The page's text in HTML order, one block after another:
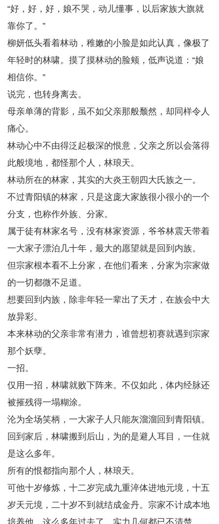
“好，好，好，娘不哭，动儿懂事，以后家族大旗就
靠你了。”
柳妍低头看着林动，稚嫩的小脸是如此认真，像极了
年轻时的林啸。摸了摸林动的脸颊，低声说道：“娘
相信你。”
说完，也转身离去。
母亲单薄的背影，虽不如父亲那般颓然，却同样令人
痛心。
林动心中不由得泛起极深的恨意，父亲之所以会落得
此般境地，都怪那个人，林琅天。
林动所在的林家，其实的大炎王朝四大氏族之一。
不过青阳镇的林家，只是这庞大家族很小很小的一个
分支，也称作外族、分家。
属于徒有林家名号，没有林家资源，爷爷林震天带着
一大家子漂泊几十年，最大的愿望就是回到内族。
但宗家根本看不上分家，在他们看来，分家为宗家做
的一切都微不足道。
想要回到内族，除非年轻一辈出了天才，在族会中大
放异彩。
本来林动的父亲非常有潜力，谁曾想初赛就遇到宗家
那个妖孽。
一招。
仅用一招，林啸就败下阵来。不仅如此，体内经脉还
被摧残得一塌糊涂。
沦为全场笑柄，一大家子人只能灰溜溜回到青阳镇。
回到家后，林啸搬到后山，为的是避人耳目，一住就
是这么多年。
所有的恨都指向那个人，林琅天。
可他十岁修炼，十二岁完成九重淬体进地元境，十五
岁天元境，二十岁不到就结成金丹。宗家不计成本地
培养他，这么多年过去了，实力几何都已不清楚。